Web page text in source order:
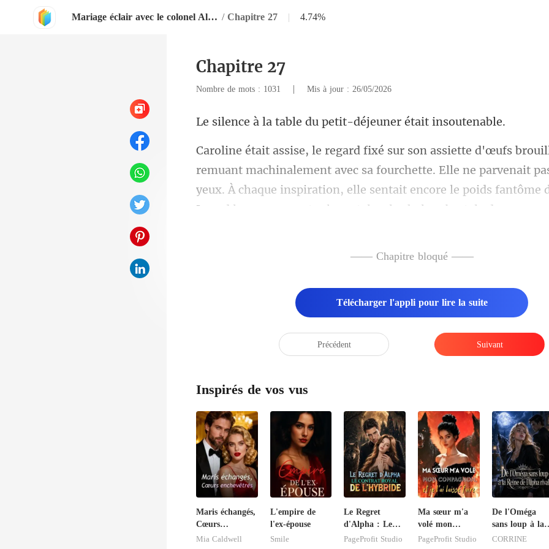
Mariage éclair avec le colonel Alpha / Chapitre 27 | 4.74%
Chapitre 27
Nombre de mots : 1031 | Mis à jour : 26/05/2026
le du petit-déjeune
nt avec sa fourchette. Elle ne parvenait
yeux. À chaque inspiration, elle sentai
—— Chapitre bloqué ——
Télécharger l'appli pour lire la suite
Précédent Suivant
Inspirés de vos vus
Maris échangés,
Cœurs
enchevêtrés
Mia Caldwell
L'empire de
l'ex-épouse
Smile
Le Regret
d'Alpha : Le
Contrat Royal
PageProfit Studio
Ma sœur m'a
volé mon
compagnon, et
PageProfit Studio
De l'Oméga
sans loup à la
Reine de
CORRINE